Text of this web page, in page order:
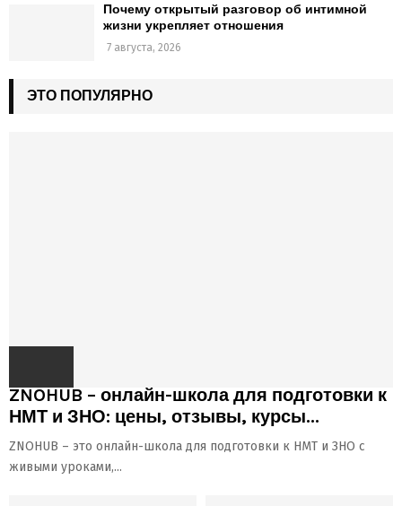
Почему открытый разговор об интимной
жизни укрепляет отношения
7 августа, 2026
ЭТО ПОПУЛЯРНО
ZNOHUB – онлайн-школа для подготовки к
НМТ и ЗНО: цены, отзывы, курсы...
ZNOHUB – это онлайн-школа для подготовки к НМТ и ЗНО с
живыми уроками,...